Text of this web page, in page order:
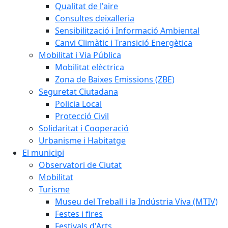
Qualitat de l'aire
Consultes deixalleria
Sensibilització i Informació Ambiental
Canvi Climàtic i Transició Energètica
Mobilitat i Via Pública
Mobilitat elèctrica
Zona de Baixes Emissions (ZBE)
Seguretat Ciutadana
Policia Local
Protecció Civil
Solidaritat i Cooperació
Urbanisme i Habitatge
El municipi
Observatori de Ciutat
Mobilitat
Turisme
Museu del Treball i la Indústria Viva (MTIV)
Festes i fires